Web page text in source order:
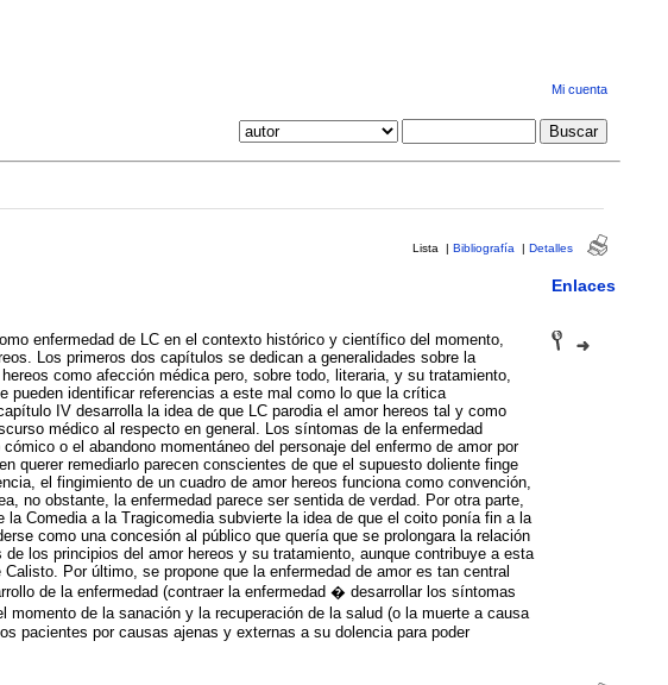
Mi cuenta
Lista | Bibliografía | Detalles
Enlaces
enfermedad de LC en el contexto histórico y científico del momento,
Los primeros dos capítulos se dedican a generalidades sobre la
como afección médica pero, sobre todo, literaria, y su tratamiento,
identificar referencias a este mal como lo que la crítica
IV desarrolla la idea de que LC parodia el amor hereos tal y como
médico al respecto en general. Los síntomas de la enfermedad
o el abandono momentáneo del personaje del enfermo de amor por
querer remediarlo parecen conscientes de que el supuesto doliente finge
el fingimiento de un cuadro de amor hereos funciona como convención,
no obstante, la enfermedad parece ser sentida de verdad. Por otra parte,
Comedia a la Tragicomedia subvierte la idea de que el coito ponía fin a la
como una concesión al público que quería que se prolongara la relación
los principios del amor hereos y su tratamiento, aunque contribuye a esta
Por último, se propone que la enfermedad de amor es tan central
de la enfermedad (contraer la enfermedad � desarrollar los síntomas
de la sanación y la recuperación de la salud (o la muerte a causa
pacientes por causas ajenas y externas a su dolencia para poder